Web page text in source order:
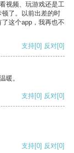
视频、玩游戏还是工
了。以前出差的时
这个app，我再也不
支持[0] 反对[0]
暖。
支持[0] 反对[0]
支持[0] 反对[0]